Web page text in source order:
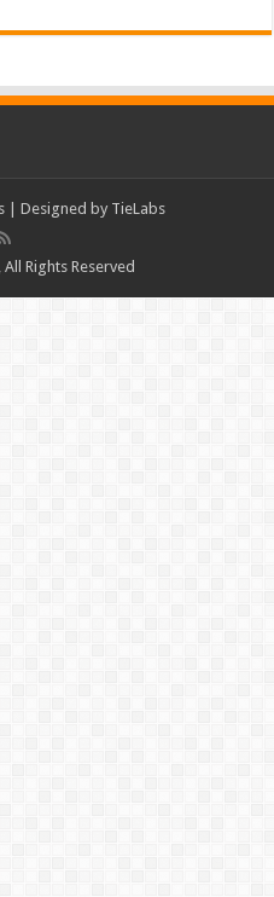
| Designed by TieLabs
Rights Reserved